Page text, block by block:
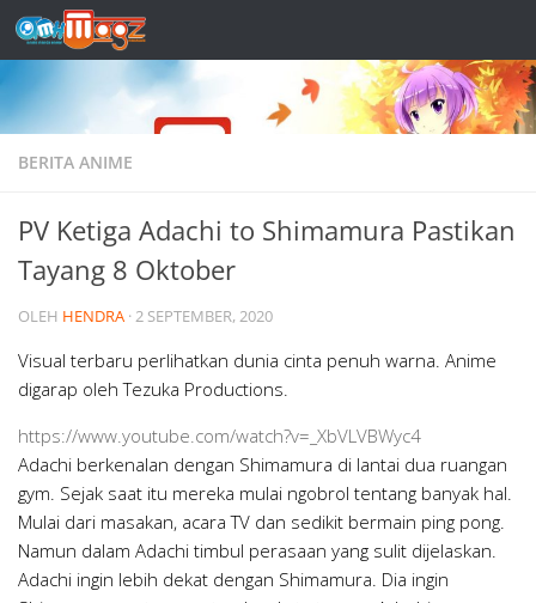
Skip to content
BERITA ANIME
PV Ketiga Adachi to Shimamura Pastikan
Tayang 8 Oktober
OLEH HENDRA ·2 SEPTEMBER, 2020
Visual terbaru perlihatkan dunia cinta penuh warna. Anime
digarap oleh Tezuka Productions.
https://www.youtube.com/watch?v=_XbVLVBWyc4
Adachi berkenalan dengan Shimamura di lantai dua ruangan
gym. Sejak saat itu mereka mulai ngobrol tentang banyak hal.
Mulai dari masakan, acara TV dan sedikit bermain ping pong.
Namun dalam Adachi timbul perasaan yang sulit dijelaskan.
Adachi ingin lebih dekat dengan Shimamura. Dia ingin